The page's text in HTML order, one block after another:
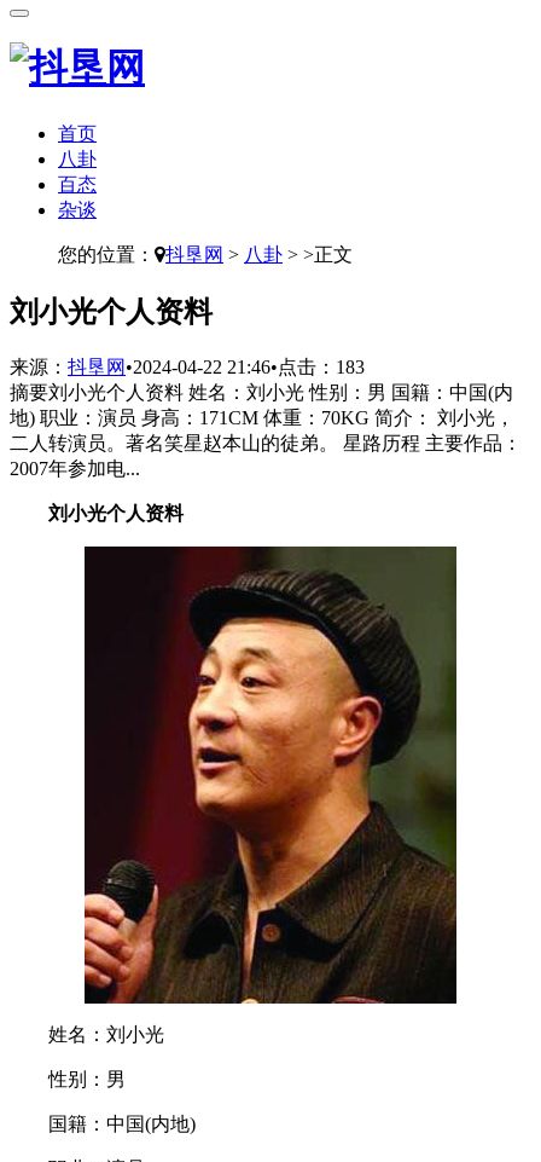
首页
八卦
百态
杂谈
您的位置： 抖垦网 > 八卦 > >正文
​刘小光个人资料
来源： 抖垦网 •2024-04-22 21:46•点击： 183
摘要刘小光个人资料 姓名：刘小光 性别：男 国籍：中国(内
地) 职业：演员 身高：171CM 体重：70KG 简介： 刘小光，
二人转演员。著名笑星赵本山的徒弟。 星路历程 主要作品：
2007年参加电...
刘小光个人资料
姓名：刘小光
性别：男
国籍：中国(内地)